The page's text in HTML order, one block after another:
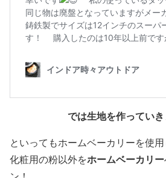
では生地を作ってい
といってもホームベーカリーを使
化粧用の粉以外をホームベーカリー